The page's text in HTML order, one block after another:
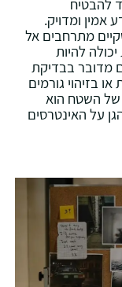
ומדויק.
מתרחבים אל
להיות
מדובר בבדיקת
בזיהוי גורמים
של השטח הוא
על האינטרסים